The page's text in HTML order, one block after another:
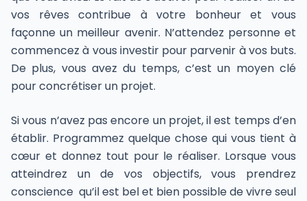
vos rêves contribue à votre bonheur et vous
façonne un meilleur avenir. N’attendez personne et
commencez à vous investir pour parvenir à vos buts.
De plus, vous avez du temps, c’est un moyen clé
pour concrétiser un projet.
Si vous n’avez pas encore un projet, il est temps d’en
établir. Programmez quelque chose qui vous tient à
cœur et donnez tout pour le réaliser. Lorsque vous
atteindrez un de vos objectifs, vous prendrez
conscience qu’il est bel et bien possible de vivre seul